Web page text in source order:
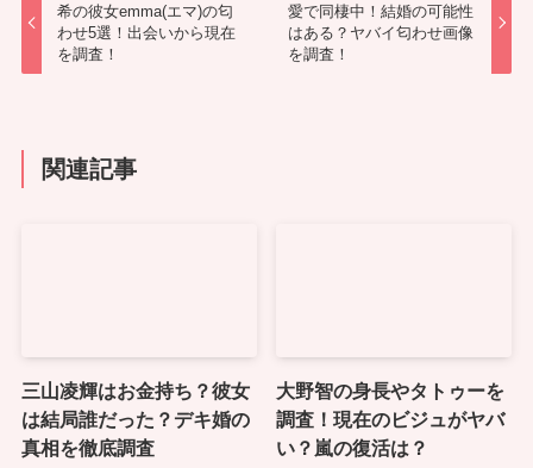
希の彼女emma(エマ)の匂
わせ5選！出会いから現在
を調査！
愛で同棲中！結婚の可能性
はある？ヤバイ匂わせ画像
を調査！
関連記事
三山凌輝はお金持ち？彼女
は結局誰だった？デキ婚の
真相を徹底調査
大野智の身長やタトゥーを
調査！現在のビジュがヤバ
い？嵐の復活は？